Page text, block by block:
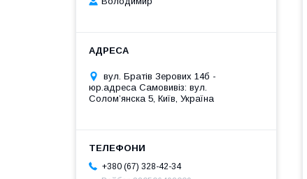
вул. Братів Зерових 14б -
юр.адреса Самовивіз: вул.
Соломʼянска 5, Київ, Україна
+380 (67) 328-42-34